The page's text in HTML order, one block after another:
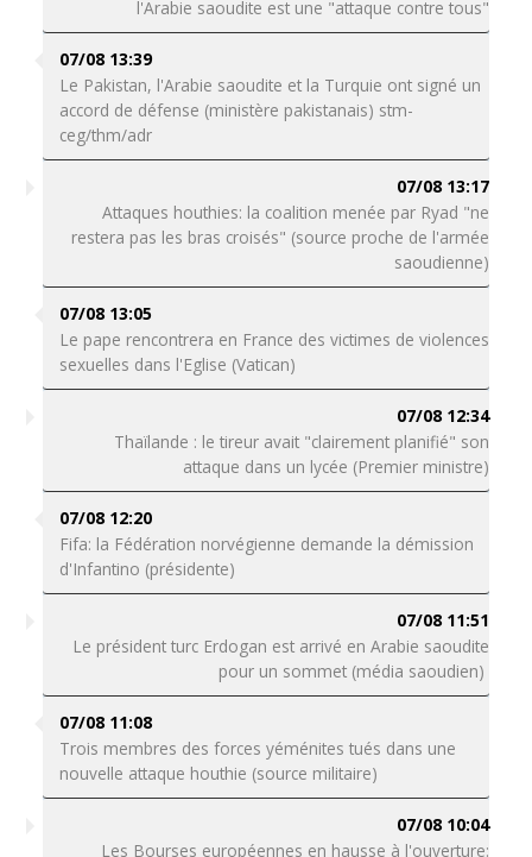
l'Arabie saoudite est une "attaque contre tous"
07/08 13:39
Le Pakistan, l'Arabie saoudite et la Turquie ont signé un
accord de défense (ministère pakistanais) stm-
ceg/thm/adr
07/08 13:17
Attaques houthies: la coalition menée par Ryad "ne
restera pas les bras croisés" (source proche de l'armée
saoudienne)
07/08 13:05
Le pape rencontrera en France des victimes de violences
sexuelles dans l'Eglise (Vatican)
07/08 12:34
Thaïlande : le tireur avait "clairement planifié" son
attaque dans un lycée (Premier ministre)
07/08 12:20
Fifa: la Fédération norvégienne demande la démission
d'Infantino (présidente)
07/08 11:51
Le président turc Erdogan est arrivé en Arabie saoudite
pour un sommet (média saoudien)
07/08 11:08
Trois membres des forces yéménites tués dans une
nouvelle attaque houthie (source militaire)
07/08 10:04
Les Bourses européennes en hausse à l'ouverture: